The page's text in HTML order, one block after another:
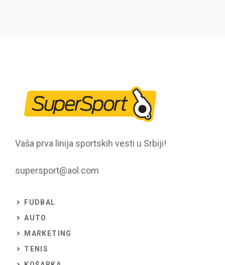
Vaša prva linija sportskih vesti u Srbiji!
supersport@aol.com
FUDBAL
AUTO
MARKETING
TENIS